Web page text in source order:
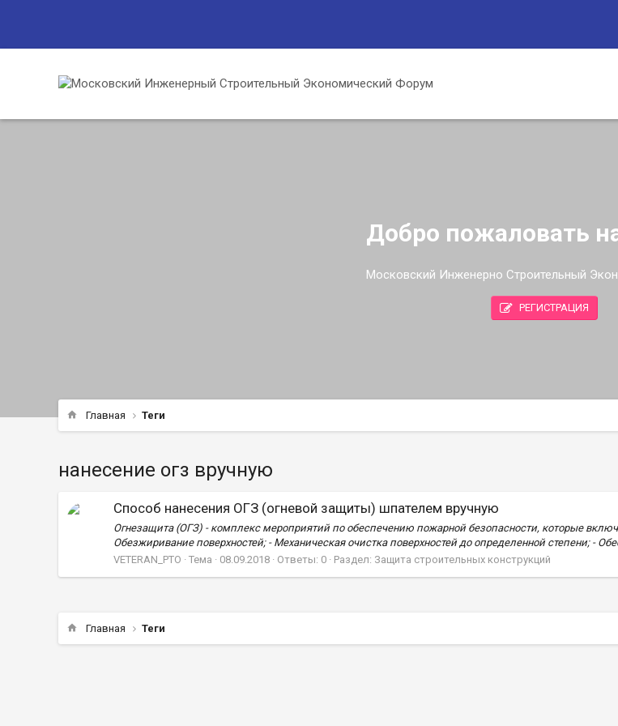
Добро пожаловать
Московский Инженерно Строительный
РЕГИСТРАЦИЯ
Главная Теги
нанесение огз вручную
Способ нанесения ОГЗ (огневой защиты) шпателем вручную
Огнезащита (ОГЗ) - комплекс мероприятий по обеспечению пожарной безопасности, которые
Обезжиривание поверхностей; - Механическая очистка поверхностей до определенной степени; -
VETERAN_PTO
Тема 08.09.2018 Ответы: 0 Раздел: Защита строительных конструкций
Главная Теги